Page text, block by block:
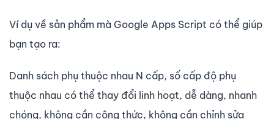
Ví dụ về sản phẩm mà Google Apps Script có thể giúp
bạn tạo ra:
Danh sách phụ thuộc nhau N cấp, số cấp độ phụ
thuộc nhau có thể thay đổi linh hoạt, dễ dàng, nhanh
chóng, không cần công thức, không cần chỉnh sửa